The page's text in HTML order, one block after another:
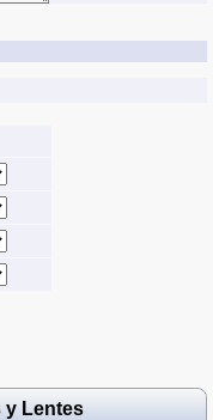
y Lentes